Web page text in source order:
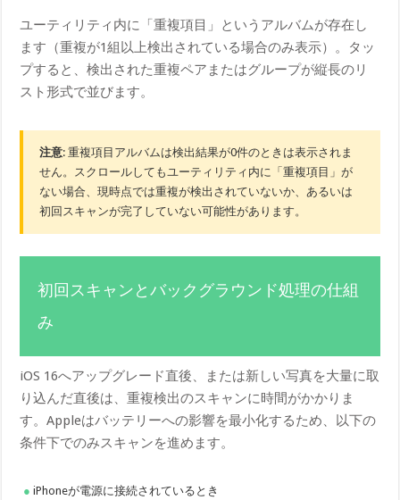
ユーティリティ内に「重複項目」というアルバムが存在し
ます（重複が1組以上検出されている場合のみ表示）。タッ
プすると、検出された重複ペアまたはグループが縦長のリ
スト形式で並びます。
注意: 重複項目アルバムは検出結果が0件のときは表示されま
せん。スクロールしてもユーティリティ内に「重複項目」が
ない場合、現時点では重複が検出されていないか、あるいは
初回スキャンが完了していない可能性があります。
初回スキャンとバックグラウンド処理の仕組
み
iOS 16へアップグレード直後、または新しい写真を大量に取
り込んだ直後は、重複検出のスキャンに時間がかかりま
す。Appleはバッテリーへの影響を最小化するため、以下の
条件下でのみスキャンを進めます。
iPhoneが電源に接続されているとき